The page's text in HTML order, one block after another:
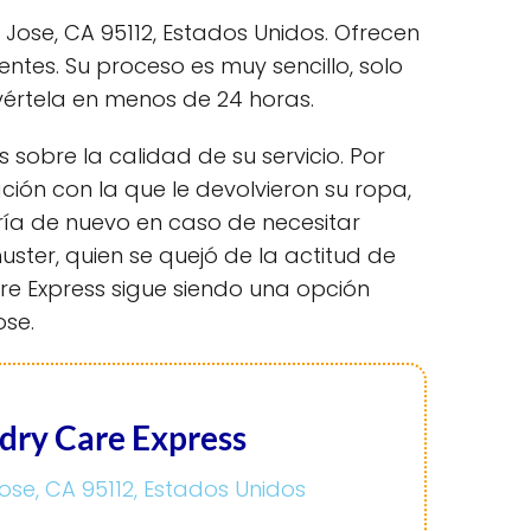
CA 95112, Estados Unidos. Ofrecen
Su proceso es muy sencillo, solo
en menos de 24 horas.
sobre la calidad de su servicio. Por
con la que le devolvieron su ropa,
de nuevo en caso de necesitar
quien se quejó de la actitud de
Express sigue siendo una opción
Care Express
CA 95112, Estados Unidos